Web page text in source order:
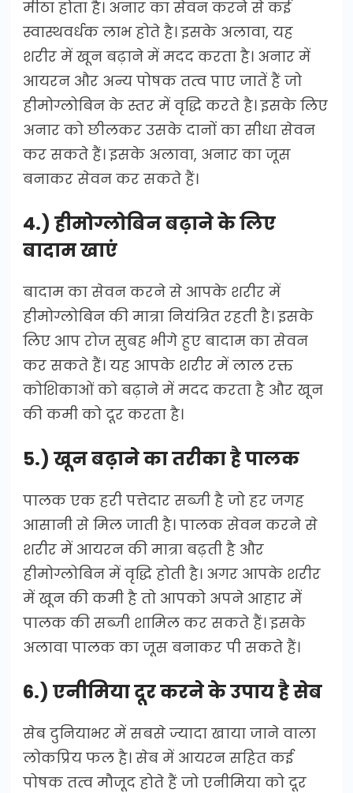
मीठा होता है। अनार का सेवन करने से कई
स्वास्थवर्धक लाभ होते है। इसके अलावा, यह
शरीर में खून बढ़ाने में मदद करता है। अनार में
आयरन और अन्य पोषक तत्व पाए जातें हैं जो
हीमोग्लोबिन के स्तर में वृद्धि करते है। इसके लिए
अनार को छीलकर उसके दानों का सीधा सेवन
कर सकते हैं। इसके अलावा, अनार का जूस
बनाकर सेवन कर सकते हैं।
4.) हीमोग्लोबिन बढ़ाने के लिए
बादाम खाएं
बादाम का सेवन करने से आपके शरीर में
हीमोग्लोबिन की मात्रा नियंत्रित रहती है। इसके
लिए आप रोज सुबह भीगे हुए बादाम का सेवन
कर सकते हैं। यह आपके शरीर में लाल रक्त
कोशिकाओं को बढ़ाने में मदद करता है और खून
की कमी को दूर करता है।
5.) खून बढ़ाने का तरीका है पालक
पालक एक हरी पत्तेदार सब्जी है जो हर जगह
आसानी से मिल जाती है। पालक सेवन करने से
शरीर में आयरन की मात्रा बढ़ती है और
हीमोग्लोबिन में वृद्धि होती है। अगर आपके शरीर
में खून की कमी है तो आपको अपने आहार में
पालक की सब्जी शामिल कर सकते हैं। इसके
अलावा पालक का जूस बनाकर पी सकते हैं।
6.) एनीमिया दूर करने के उपाय है सेब
सेब दुनियाभर में सबसे ज्यादा खाया जाने वाला
लोकप्रिय फल है। सेब में आयरन सहित कई
पोषक तत्व मौजूद होते हैं जो एनीमिया को दूर